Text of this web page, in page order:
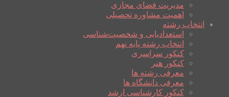
مدیریت فضای مجازی
اهمیت مشاوره تحصیلی
انتخاب رشته
استعدادیابی و شخصیت‌شناسی
انتخاب رشته پایه نهم
کنکور سراسری
کنکور هنر
معرفی رشته ها
معرفی دانشگاه ها
کنکور کارشناسی ارشد